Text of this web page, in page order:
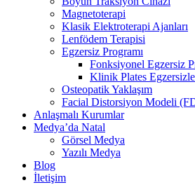
Magnetoterapi
Klasik Elektroterapi Ajanları
Lenfödem Terapisi
Egzersiz Programı
Fonksiyonel Egzersiz
Klinik Plates
Osteopatik Yaklaşım
Facial Distorsiyon Modeli
Anlaşmalı Kurumlar
Medya’da Natal
Görsel Medya
Yazılı Medya
Blog
İletişim